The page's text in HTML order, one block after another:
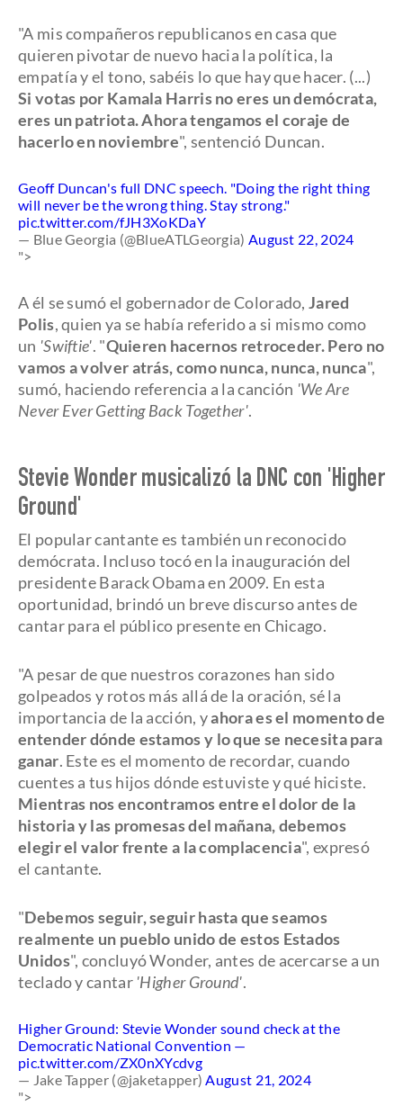
"A mis compañeros republicanos en casa que
quieren pivotar de nuevo hacia la política, la
empatía y el tono, sabéis lo que hay que hacer. (...)
Si votas por Kamala Harris no eres un demócrata,
eres un patriota. Ahora tengamos el coraje de
hacerlo en noviembre", sentenció Duncan.
Geoff Duncan's full DNC speech. "Doing the right thing
will never be the wrong thing. Stay strong."
pic.twitter.com/fJH3XoKDaY
— Blue Georgia (@BlueATLGeorgia) August 22, 2024
">
A él se sumó el gobernador de Colorado, Jared
Polis, quien ya se había referido a si mismo como
un 'Swiftie'. "Quieren hacernos retroceder. Pero no
vamos a volver atrás, como nunca, nunca, nunca",
sumó, haciendo referencia a la canción 'We Are
Never Ever Getting Back Together'.
Stevie Wonder musicalizó la DNC con 'Higher
Ground'
El popular cantante es también un reconocido
demócrata. Incluso tocó en la inauguración del
presidente Barack Obama en 2009. En esta
oportunidad, brindó un breve discurso antes de
cantar para el público presente en Chicago.
"A pesar de que nuestros corazones han sido
golpeados y rotos más allá de la oración, sé la
importancia de la acción, yahora es el momento de
entender dónde estamos y lo que se necesita para
ganar. Este es el momento de recordar, cuando
cuentes a tus hijos dónde estuviste y qué hiciste.
Mientras nos encontramos entre el dolor de la
historia y las promesas del mañana, debemos
elegir el valor frente a la complacencia", expresó
el cantante.
"Debemos seguir, seguir hasta que seamos
realmente un pueblo unido de estos Estados
Unidos", concluyó Wonder, antes de acercarse a un
teclado y cantar 'Higher Ground'.
Higher Ground: Stevie Wonder sound check at the
Democratic National Convention —
pic.twitter.com/ZX0nXYcdvg
— Jake Tapper (@jaketapper)August 21, 2024
">